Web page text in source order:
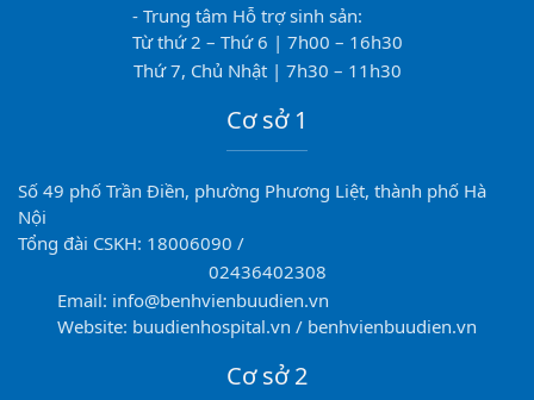
- Trung tâm Hỗ trợ sinh sản:
Từ thứ 2 – Thứ 6 | 7h00 – 16h30
Thứ 7, Chủ Nhật | 7h30 – 11h30
Cơ sở 1
Số 49 phố Trần Điền, phường Phương Liệt, thành phố Hà
Nội
Tổng đài CSKH: 18006090 /
02436402308
Email: info@benhvienbuudien.vn
Website: buudienhospital.vn / benhvienbuudien.vn
Cơ sở 2